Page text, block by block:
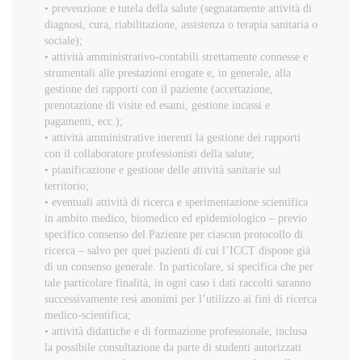
• prevenzione e tutela della salute (segnatamente attività di
diagnosi, cura, riabilitazione, assistenza o terapia sanitaria o
sociale);
• attività amministrativo-contabili strettamente connesse e
strumentali alle prestazioni erogate e, in generale, alla
gestione dei rapporti con il paziente (accettazione,
prenotazione di visite ed esami, gestione incassi e
pagamenti, ecc.);
• attività amministrative inerenti la gestione dei rapporti
con il collaboratore professionisti della salute;
• pianificazione e gestione delle attività sanitarie sul
territorio;
• eventuali attività di ricerca e sperimentazione scientifica
in ambito medico, biomedico ed epidemiologico – previo
specifico consenso del Paziente per ciascun protocollo di
ricerca – salvo per quei pazienti di cui l’ICCT dispone già
di un consenso generale. In particolare, si specifica che per
tale particolare finalità, in ogni caso i dati raccolti saranno
successivamente resi anonimi per l’utilizzo ai fini di ricerca
medico-scientifica;
• attività didattiche e di formazione professionale, inclusa
la possibile consultazione da parte di studenti autorizzati